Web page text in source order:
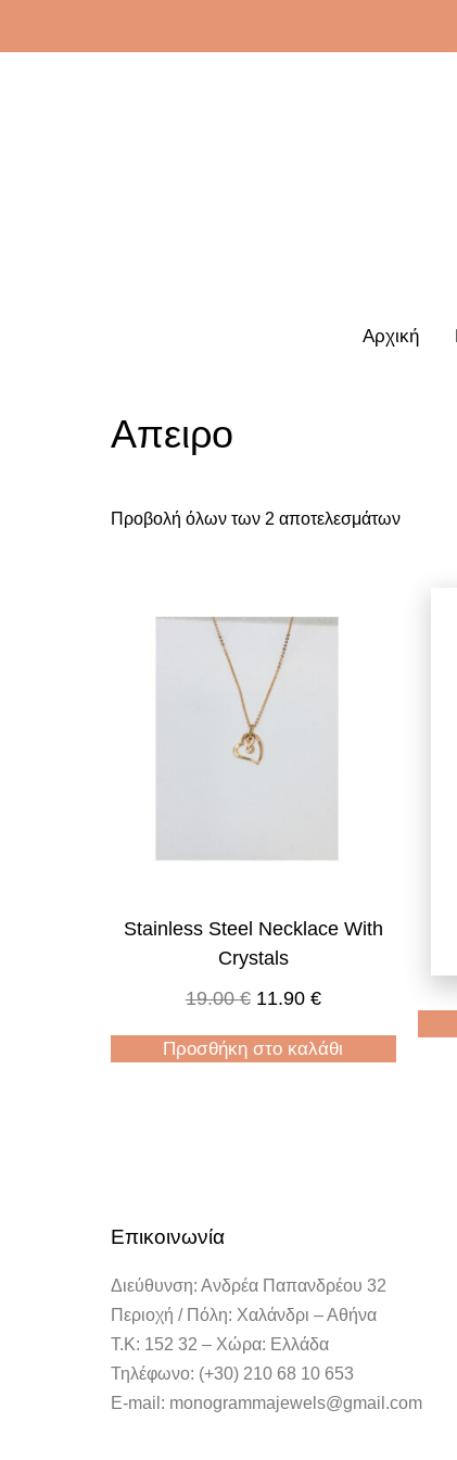
Αρχική
Απειρο
Προβολή όλων των 2 αποτελεσμάτων
Stainless Steel Necklace With
Crystals
19.00€ 11.90 €
Προσθήκη στο καλάθι
Επικοινωνία
Διεύθυνση: Ανδρέα Παπανδρέου 32
Περιοχή / Πόλη: Χαλάνδρι – Αθήνα
Τ.Κ: 152 32 – Χώρα: Ελλάδα
Τηλέφωνο: (+30) 210 68 10 653
E-mail: monogrammajewels@gmail.com